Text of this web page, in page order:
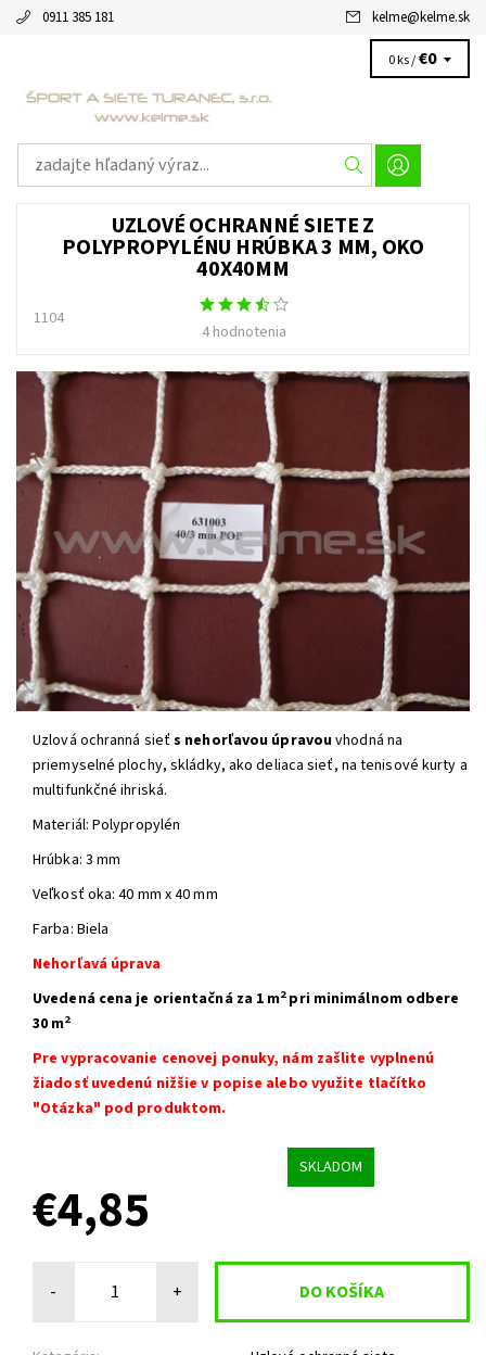
0911 385 181 kelme@kelme.sk
0 ks /€0
UZLOVÉ OCHRANNÉ SIETE Z
POLYPROPYLÉNU HRÚBKA 3 MM, OKO
40X40MM
1104
4 hodnotenia
Uzlová ochranná sieťs nehorľavou úpravouvhodná na
priemyselné plochy, skládky, ako deliaca sieť, na tenisové kurty a
multifunkčné ihriská.
Materiál: Polypropylén
Hrúbka: 3 mm
Veľkosť oka: 40 mm x 40 mm
Farba: Biela
Nehorľavá úprava
Uvedená cena je orientačná za 1 m2 pri minimálnom odbere
30 m2
Pre vypracovanie cenovej ponuky, nám zašlite vyplnenú
žiadosť uvedenú nižšie v popise alebo využite tlačítko
"Otázka" pod produktom.
SKLADOM
€4,85
- +